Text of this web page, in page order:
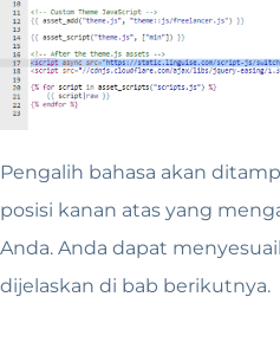
Pengalih bahasa akan
posisi kanan atas yang
Anda. Anda dapat
dijelaskan di bab berikutnya.